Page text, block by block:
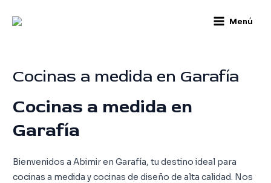
Menu
Menú
Cocinas a medida en Garafía
Cocinas a medida en
Garafía
Bienvenidos a Abimir en Garafía, tu destino ideal para
cocinas a medida y cocinas de diseño de alta calidad. Nos